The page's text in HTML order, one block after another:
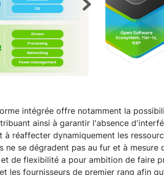
intégrée offre notamment la
ainsi à garantir l'absence
à réaffecter dynamiquement les
ne se dégradent pas au fur et à mesure
de flexibilité a pour ambition de faire
les fournisseurs de premier rang afin